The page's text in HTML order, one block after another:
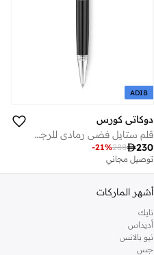
ADIB
دوكاتي كورس
قلم ستايل فضي رمادي للرجال مم
230
288
-21%
توصيل مجاني
أشهر الماركات
نايك
أديداس
نيو بالانس
جس